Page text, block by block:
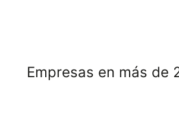
Empresas en más de